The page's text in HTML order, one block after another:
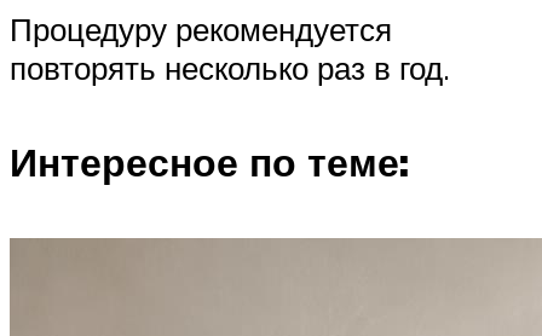
Процедуру рекомендуется
повторять несколько раз в год.
Интересное по теме: